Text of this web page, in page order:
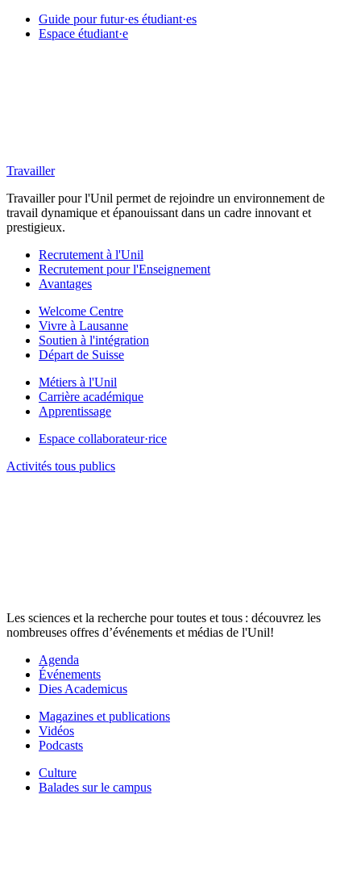
Guide pour futur·es étudiant·es
Espace étudiant·e
Travailler
Travailler pour l'Unil permet de rejoindre un environnement de
travail dynamique et épanouissant dans un cadre innovant et
prestigieux.
Recrutement à l'Unil
Recrutement pour l'Enseignement
Avantages
Welcome Centre
Vivre à Lausanne
Soutien à l'intégration
Départ de Suisse
Métiers à l'Unil
Carrière académique
Apprentissage
Espace collaborateur·rice
Activités tous publics
Les sciences et la recherche pour toutes et tous : découvrez les
nombreuses offres d’événements et médias de l'Unil!
Agenda
Événements
Dies Academicus
Magazines et publications
Vidéos
Podcasts
Culture
Balades sur le campus